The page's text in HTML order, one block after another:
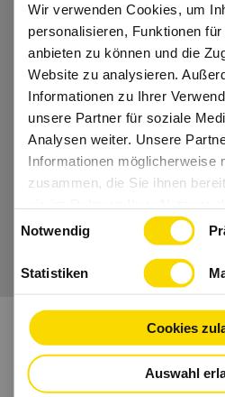
Wir verwenden Cookies, um
personalisieren, Funktionen
anbieten zu können und die
Website zu analysieren.
Informationen zu Ihrer
unsere Partner für soziale
Analysen weiter. Unsere
Informationen möglicherweise
zusammen, die Sie ihnen
haben.
Notwendig
Statistiken
Cookies
Auswahl
Nichts mehr
Bekomme regelmäßig
to-
Dann folge uns auch
Wir freuen